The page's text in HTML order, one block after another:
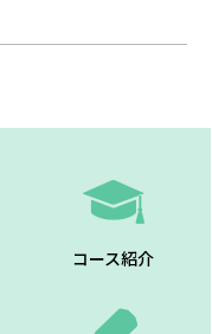
コース紹介